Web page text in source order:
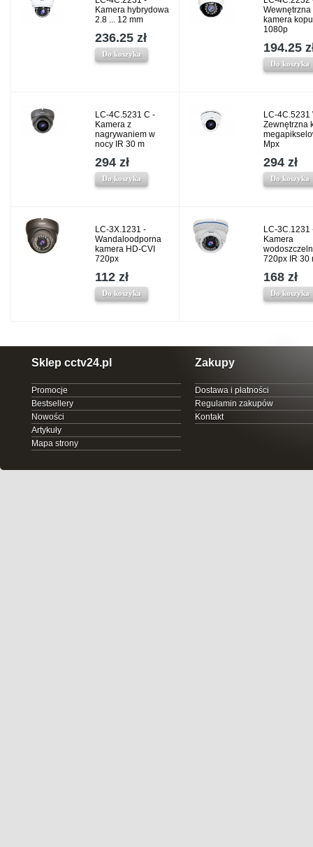
Kamera hybrydowa
2.8 ... 12 mm
236.25 zł
Do koszyka
Wewnętrzna
kamera
1080p
194.25
Do koszyka
LC-4C.5231 C -
Kamera z
nagrywaniem w
nocy IR 30 m
294 zł
Do koszyka
LC-4C.5231
Zewnętrzna
Mpx
294 zł
Do koszyka
LC-3X.1231 -
Wandaloodporna
kamera HD-CVI
720px
112 zł
Do koszyka
LC-3C.1231
Kamera
720px IR 30
168 zł
Do koszyka
Sklep cctv24.pl
Promocje
Bestsellery
Nowości
Artykuły
Mapa strony
Zakupy
Dostawa i płatności
Regulamin zakupów
Kontakt